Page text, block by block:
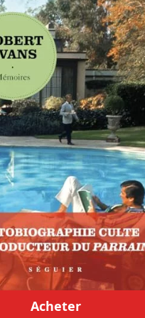
Acheter
recommandés